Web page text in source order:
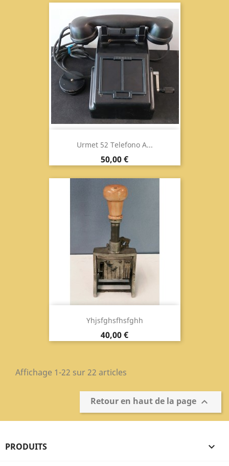
Urmet 52 Telefono A...
Prix
50,00 €
Yhjsfghsfhsfghh
Prix
40,00 €
Affichage 1-22 sur 22 articles
Retour en haut de la page 
PRODUITS 